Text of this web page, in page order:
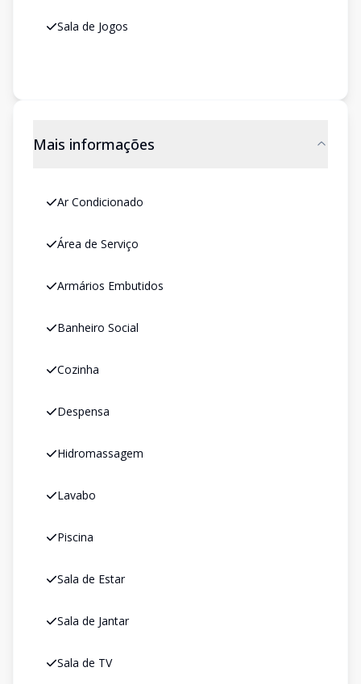
Sala de Jogos
Mais informações
Ar Condicionado
Área de Serviço
Armários Embutidos
Banheiro Social
Cozinha
Despensa
Hidromassagem
Lavabo
Piscina
Sala de Estar
Sala de Jantar
Sala de TV